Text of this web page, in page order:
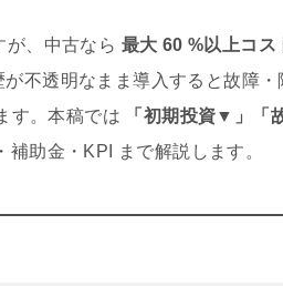
が、中古なら 最大 60 %以上コス
不透明なまま導入すると故障
す。本稿では
「初期投資▼」「
助金・KPI まで解説します。